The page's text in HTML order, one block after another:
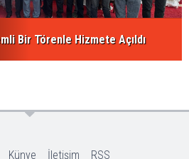
Bir Törenle Hizmete Açıldı
Künye İletişim RSS